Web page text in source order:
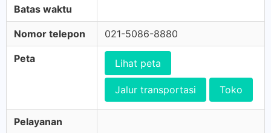
Batas waktu
Nomor telepon 021-5086-8880
Peta Lihat peta
Jalur transportasi Toko
Pelayanan